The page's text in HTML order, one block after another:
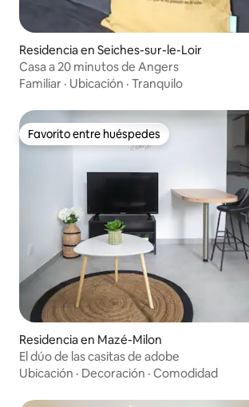
Residencia en Seiches-sur-le-Loir
Casa a 20 minutos de Angers
Familiar · Ubicación · Tranquilo
Favorito entre huéspedes
Favorito entre huéspedes
Residencia en Mazé-Milon
El dúo de las casitas de adobe
Ubicación · Decoración · Comodidad